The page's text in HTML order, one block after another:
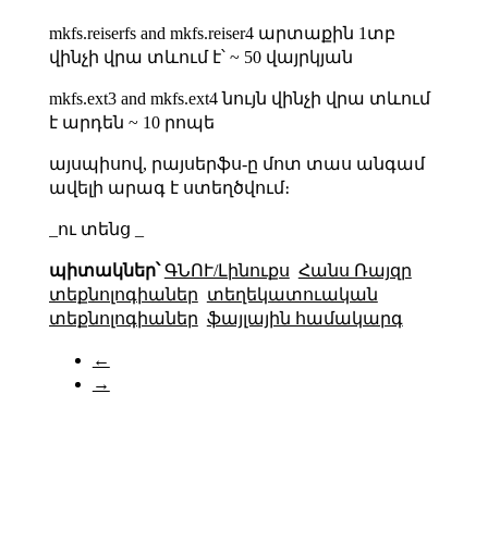
mkfs.reiserfs and mkfs.reiser4 արտաքին 1տբ
վինչի վրա տևում է՝ ~ 50 վայրկյան
mkfs.ext3 and mkfs.ext4 նույն վինչի վրա տևում
է արդեն ~ 10 րոպե
այսպիսով, րայսերֆս-ը մոտ տաս անգամ
ավելի արագ է ստեղծվում։
_ու տենց _
պիտակներ՝ ԳՆՈՒ/Լինուքս Հանս Ռայզր
տեքնոլոգիաներ տեղեկատուական
տեքնոլոգիաներ ֆայլային համակարգ
←
→